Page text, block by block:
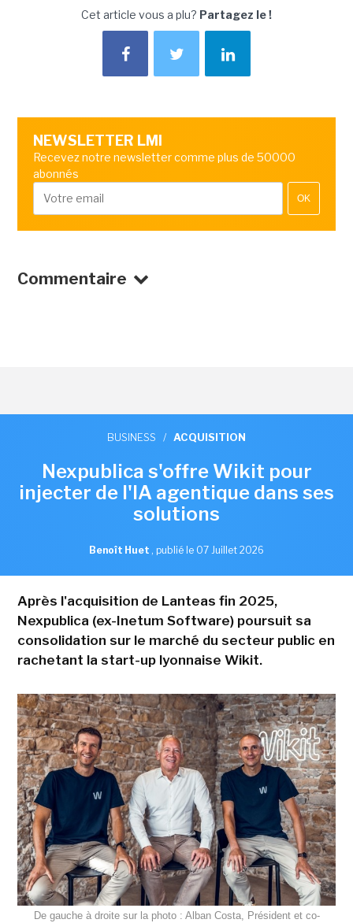
Cet article vous a plu? Partagez le !
NEWSLETTER LMI
Recevez notre newsletter comme plus de 50000
abonnés
OK
Commentaire
BUSINESS / ACQUISITION
Nexpublica s'offre Wikit pour
injecter de l'IA agentique dans ses
solutions
Benoît Huet , publié le 07 Juillet 2026
Après l'acquisition de Lanteas fin 2025,
Nexpublica (ex-Inetum Software) poursuit sa
consolidation sur le marché du secteur public en
rachetant la start-up lyonnaise Wikit.
De gauche à droite sur la photo : Alban Costa, Président et co-